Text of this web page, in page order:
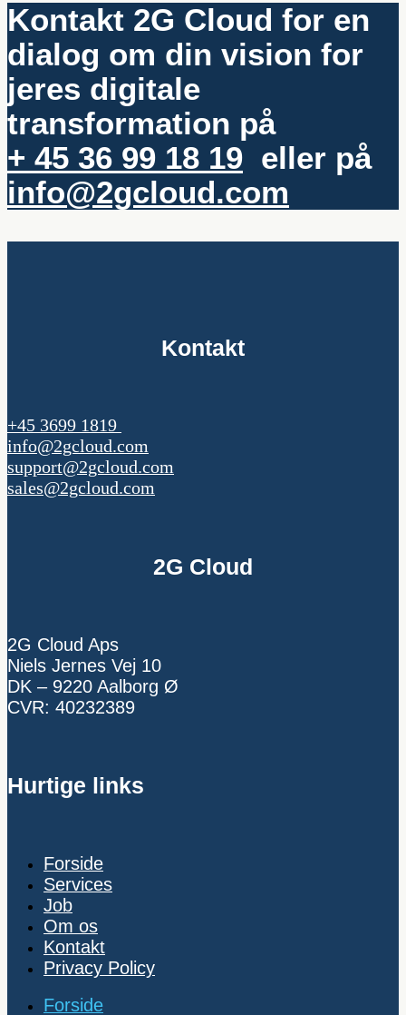
Kontakt 2G Cloud for en
dialog om din vision for
jeres digitale
transformation på
+ 45 36 99 18 19 eller på
info@2gcloud.com
Kontakt
+45 3699 1819
info@2gcloud.com
support@2gcloud.com
sales@2gcloud.com
2G Cloud
2G Cloud Aps
Niels Jernes Vej 10
DK – 9220 Aalborg Ø
CVR: 40232389
Hurtige links
Forside
Services
Job
Om os
Kontakt
Privacy Policy
Forside